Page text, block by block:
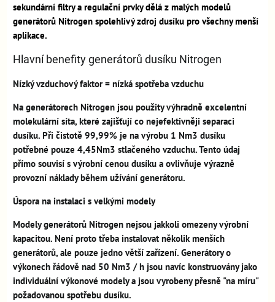
sekundární filtry a regulační prvky dělá z malých modelů
generátorů Nitrogen spolehlivý zdroj dusíku pro všechny menší
aplikace.
Hlavní benefity generátorů dusíku Nitrogen
Nízký vzduchový faktor = nízká spotřeba vzduchu
Na generátorech Nitrogen jsou použity výhradně excelentní
molekulární síta, které zajišťují co nejefektivněji separaci
dusíku. Při čistotě 99,99% je na výrobu 1 Nm3 dusíku
potřebné pouze 4,45Nm3 stlačeného vzduchu. Tento údaj
přímo souvisí s výrobní cenou dusíku a ovlivňuje výrazně
provozní náklady během užívání generátoru.
Úspora na instalaci s velkými modely
Modely generátorů Nitrogen nejsou jakkoli omezeny výrobní
kapacitou. Není proto třeba instalovat několik menších
generátorů, ale pouze jedno větší zařízení. Generátory o
výkonech řádově nad 50 Nm3 / h jsou navíc konstruovány jako
individuální výkonové modely a jsou vyrobeny přesně "na míru"
požadovanou spotřebu dusíku.